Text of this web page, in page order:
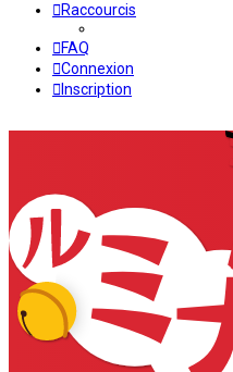
Raccourcis
FAQ
Connexion
Inscription